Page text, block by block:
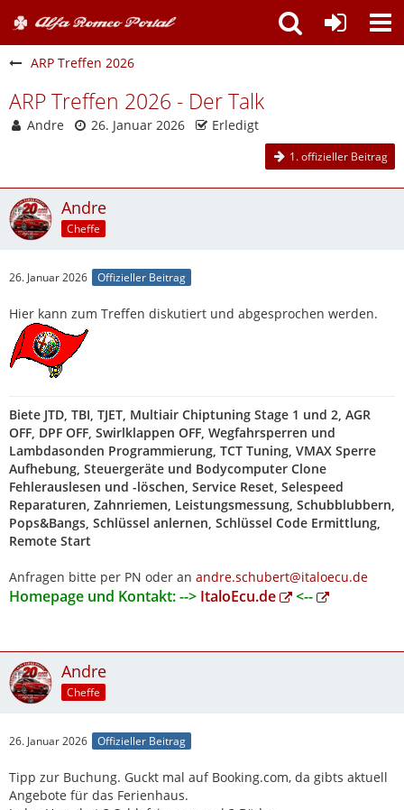
ARP Treffen 2026
ARP Treffen 2026 - Der Talk
Andre 26. Januar 2026 Erledigt
1. offizieller Beitrag
Andre
Cheffe
26. Januar 2026 Offizieller Beitrag
Hier kann zum Treffen diskutiert und abgesprochen werden.
Biete JTD, TBI, TJET, Multiair Chiptuning Stage 1 und 2, AGR
OFF, DPF OFF, Swirlklappen OFF, Wegfahrsperren und
Lambdasonden Programmierung, TCT Tuning, VMAX Sperre
Aufhebung, Steuergeräte und Bodycomputer Clone
Fehlerauslesen und -löschen, Service Reset, Selespeed
Reparaturen, Zahnriemen, Leistungsmessung, Schubblubbern,
Pops&Bangs, Schlüssel anlernen, Schlüssel Code Ermittlung,
Remote Start
Anfragen bitte per PN oder an andre.schubert@italoecu.de
Homepage und Kontakt: --> ItaloEcu.de <--
Andre
Cheffe
26. Januar 2026 Offizieller Beitrag
Tipp zur Buchung. Guckt mal auf Booking.com, da gibts aktuell
Angebote für das Ferienhaus.